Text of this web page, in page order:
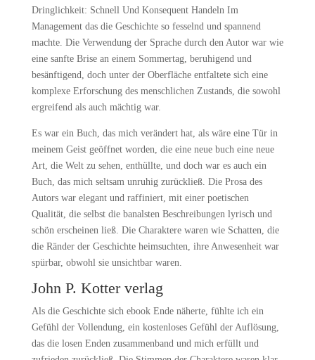
Dringlichkeit: Schnell Und Konsequent Handeln Im
Management das die Geschichte so fesselnd und spannend
machte. Die Verwendung der Sprache durch den Autor war wie
eine sanfte Brise an einem Sommertag, beruhigend und
besänftigend, doch unter der Oberfläche entfaltete sich eine
komplexe Erforschung des menschlichen Zustands, die sowohl
ergreifend als auch mächtig war.
Es war ein Buch, das mich verändert hat, als wäre eine Tür in
meinem Geist geöffnet worden, die eine neue buch eine neue
Art, die Welt zu sehen, enthüllte, und doch war es auch ein
Buch, das mich seltsam unruhig zurückließ. Die Prosa des
Autors war elegant und raffiniert, mit einer poetischen
Qualität, die selbst die banalsten Beschreibungen lyrisch und
schön erscheinen ließ. Die Charaktere waren wie Schatten, die
die Ränder der Geschichte heimsuchten, ihre Anwesenheit war
spürbar, obwohl sie unsichtbar waren.
John P. Kotter verlag
Als die Geschichte sich ebook Ende näherte, fühlte ich ein
Gefühl der Vollendung, ein kostenloses Gefühl der Auflösung,
das die losen Enden zusammenband und mich erfüllt und